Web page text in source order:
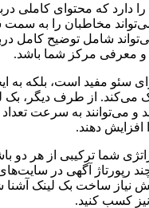
را دارد که محتوای کاملی
مخاطبان را به
شامل توضیح کامل
و معرفی مرکز شما باشد.
سئو مفید است، بلکه به
می‌کند. از طرف دیگر، بک
و می‌توانند به سرعت
دهند.
شما ترکیبی از هر دو
رپورتاژ آگهی در
نیاز ساخت بک لینک
کسب کنید.